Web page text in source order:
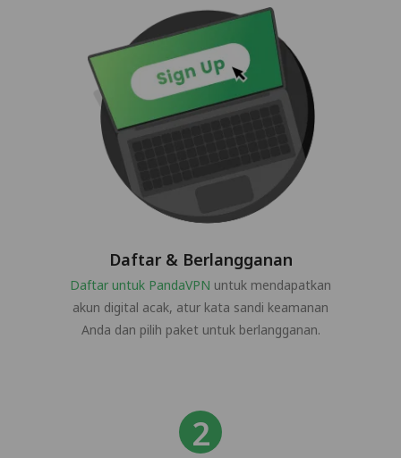
Daftar & Berlangganan
Daftar untuk PandaVPN untuk mendapatkan
akun digital acak, atur kata sandi keamanan
Anda dan pilih paket untuk berlangganan.